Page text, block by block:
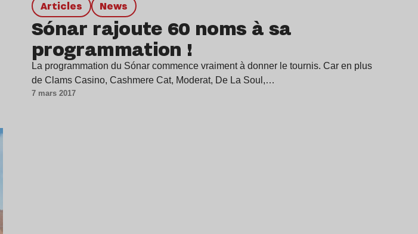
Articles news
Sónar rajoute 60 noms à sa
programmation !
La programmation du Sónar commence vraiment à donner le tournis. Car en plus
de Clams Casino, Cashmere Cat, Moderat, De La Soul,…
7 mars 2017